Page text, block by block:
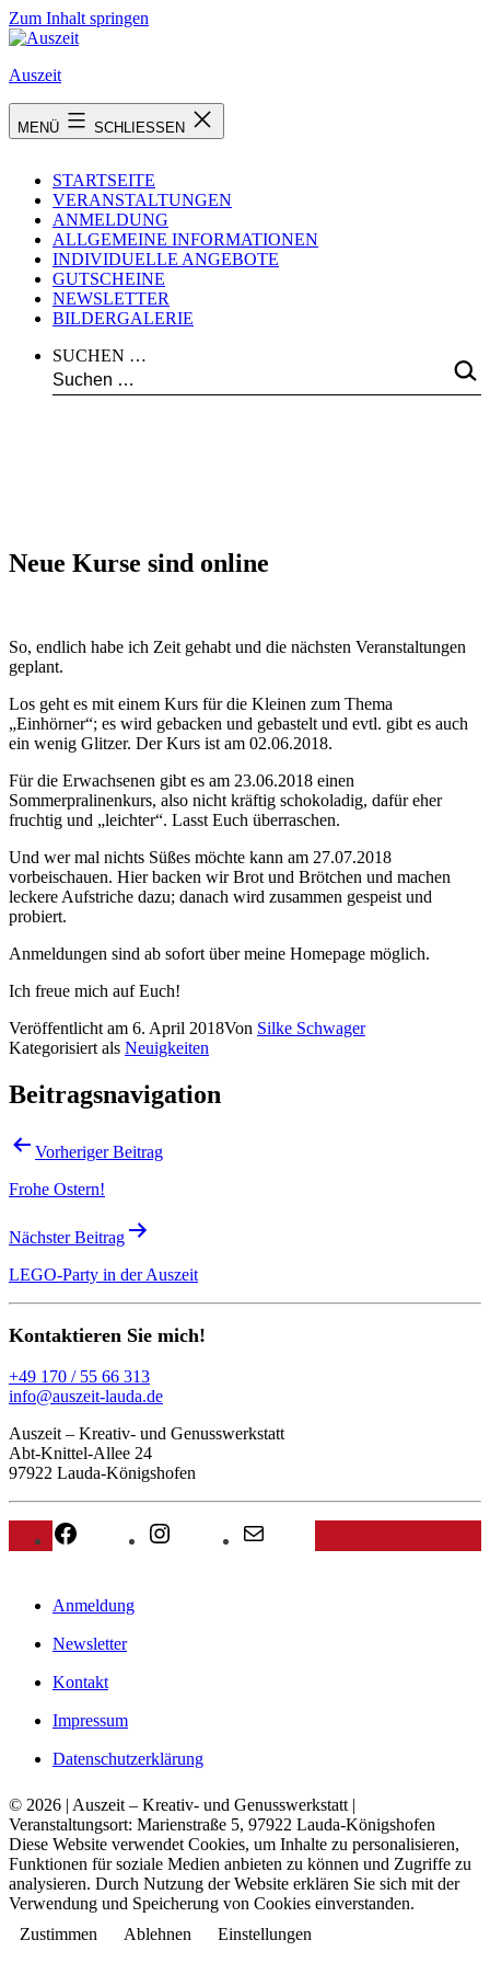
Zum Inhalt springen
Auszeit
MENÜ SCHLIESSEN
STARTSEITE
VERANSTALTUNGEN
ANMELDUNG
ALLGEMEINE INFORMATIONEN
INDIVIDUELLE ANGEBOTE
GUTSCHEINE
NEWSLETTER
BILDERGALERIE
SUCHEN …
Neue Kurse sind online
So, endlich habe ich Zeit gehabt und die nächsten Veranstaltungen
geplant.
Los geht es mit einem Kurs für die Kleinen zum Thema
„Einhörner“; es wird gebacken und gebastelt und evtl. gibt es auch
ein wenig Glitzer. Der Kurs ist am 02.06.2018.
Für die Erwachsenen gibt es am 23.06.2018 einen
Sommerpralinenkurs, also nicht kräftig schokoladig, dafür eher
fruchtig und „leichter“. Lasst Euch überraschen.
Und wer mal nichts Süßes möchte kann am 27.07.2018
vorbeischauen. Hier backen wir Brot und Brötchen und machen
leckere Aufstriche dazu; danach wird zusammen gespeist und
probiert.
Anmeldungen sind ab sofort über meine Homepage möglich.
Ich freue mich auf Euch!
Veröffentlicht am 6. April 2018Von Silke Schwager
Kategorisiert als Neuigkeiten
Beitragsnavigation
Vorheriger Beitrag
Frohe Ostern!
Nächster Beitrag
LEGO-Party in der Auszeit
Kontaktieren Sie mich!
+49 170 / 55 66 313
info@auszeit-lauda.de
Auszeit – Kreativ- und Genusswerkstatt
Abt-Knittel-Allee 24
97922 Lauda-Königshofen
Facebook Instagram
Anmeldung
Newsletter
Kontakt
Impressum
Datenschutzerklärung
© 2026 | Auszeit – Kreativ- und Genusswerkstatt |
Veranstaltungsort: Marienstraße 5, 97922 Lauda-Königshofen
Diese Website verwendet Cookies, um Inhalte zu personalisieren,
Funktionen für soziale Medien anbieten zu können und Zugriffe zu
analysieren. Durch Nutzung der Website erklären Sie sich mit der
Verwendung und Speicherung von Cookies einverstanden.
Zustimmen
Ablehnen Einstellungen